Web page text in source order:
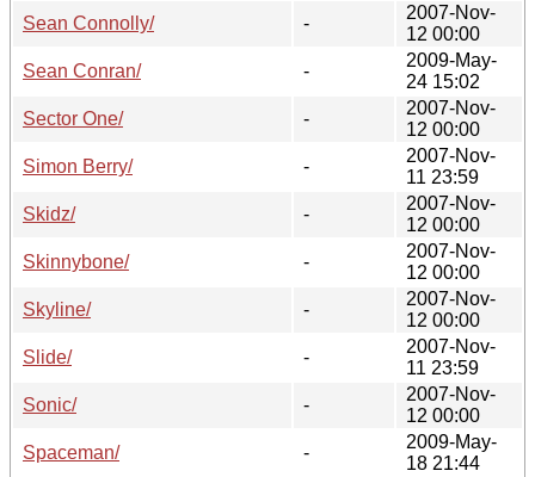
Sean Connolly/
-
2007-Nov-
12 00:00
Sean Conran/
-
2009-May-
24 15:02
Sector One/
-
2007-Nov-
12 00:00
Simon Berry/
-
2007-Nov-
11 23:59
Skidz/
-
2007-Nov-
12 00:00
Skinnybone/
-
2007-Nov-
12 00:00
Skyline/
-
2007-Nov-
12 00:00
Slide/
-
2007-Nov-
11 23:59
Sonic/
-
2007-Nov-
12 00:00
Spaceman/
-
2009-May-
18 21:44